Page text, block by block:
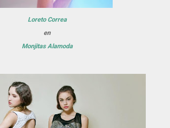
Loreto Correa
en
Monjitas Alamoda